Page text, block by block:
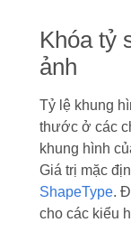
Khóa tỷ
ảnh
Tỷ lệ khung
thước ở các
khung hình
Giá trị mặc
ShapeType.
cho các kiểu